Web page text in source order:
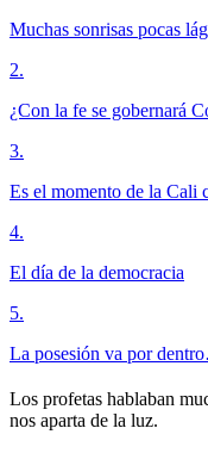
Muchas sonrisas pocas
2.
¿Con la fe se gobernará
3.
Es el momento de la Cali
4.
El día de la democracia
5.
La posesión va por
Los profetas hablaban
nos aparta de la luz.